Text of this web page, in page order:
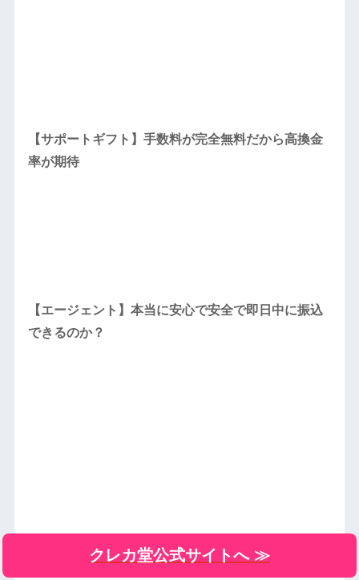
【サポートギフト】手数料が完全無料だから高換金
率が期待
【エージェント】本当に安心で安全で即日中に振込
できるのか？
クレカ堂公式サイトへ ≫